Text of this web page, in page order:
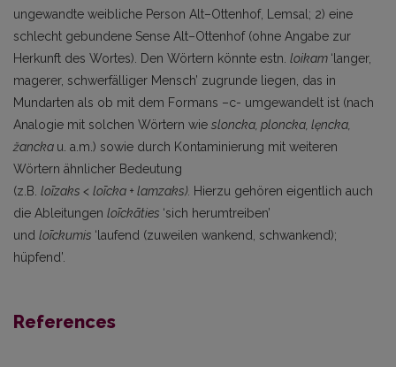
ungewandte weibliche Person Alt–Ottenhof, Lemsal; 2) eine
schlecht gebundene Sense Alt–Ottenhof (ohne Angabe zur
Herkunft des Wortes). Den Wörtern könnte estn. loikam ‘langer,
magerer, schwerfälliger Mensch’ zugrunde liegen, das in
Mundarten als ob mit dem Formans –c- umgewandelt ist (nach
Analogie mit solchen Wörtern wie sloncka, ploncka, lęncka,
žancka u. a.m.) sowie durch Kontaminierung mit weiteren
Wörtern ähnlicher Bedeutung
(z.B. loīzaks < loīcka + lamzaks). Hierzu gehören eigentlich auch
die Ableitungen loīckāties ‘sich herumtreiben’
und loīckumis ‘laufend (zuweilen wankend, schwankend);
hüpfend’.
References